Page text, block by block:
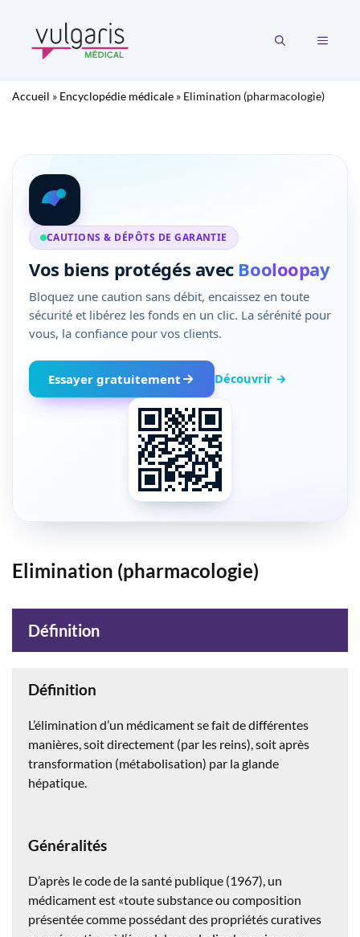
contenu
MENU
Accueil » Encyclopédie médicale » Elimination (pharmacologie)
CAUTIONS & DÉPÔTS DE GARANTIE
Vos biens protégés avec Booloopay
Bloquez une caution sans débit, encaissez en toute
sécurité et libérez les fonds en un clic. La sérénité pour
vous, la confiance pour vos clients.
Essayer gratuitement Découvrir →
Elimination (pharmacologie)
Définition
Définition
L’élimination d’un médicament se fait de différentes
manières, soit directement (par les reins), soit après
transformation (métabolisation) par la glande
hépatique.
Généralités
D’après le code de la santé publique (1967), un
médicament est «toute substance ou composition
présentée comme possédant des propriétés curatives